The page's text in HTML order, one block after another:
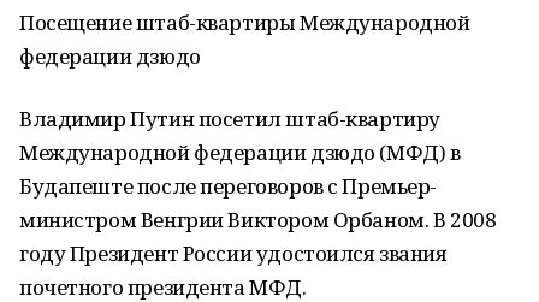
Посещение штаб-квартиры Международной
федерации дзюдо
Владимир Путин посетил штаб-квартиру
Международной федерации дзюдо (МФД) в
Будапеште после переговоров с Премьер-
министром Венгрии Виктором Орбаном. В 2008
году Президент России удостоился звания
почетного президента МФД.